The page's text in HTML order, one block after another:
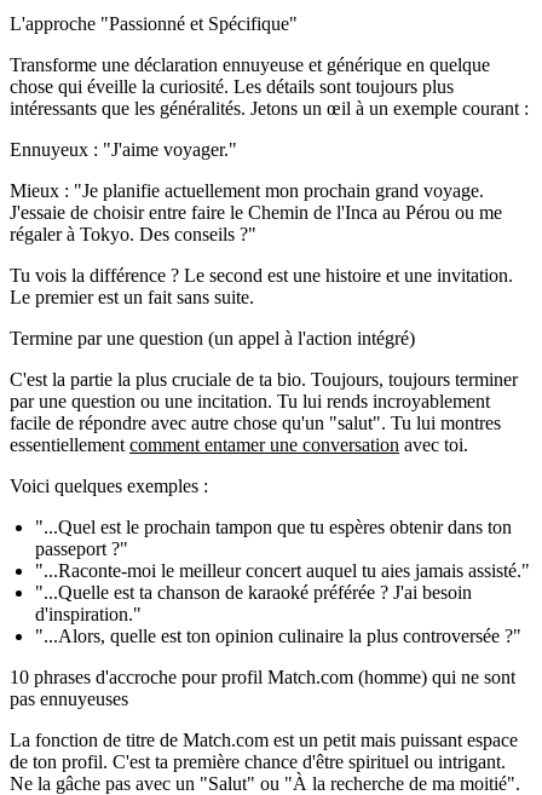
L'approche "Passionné et Spécifique"
Transforme une déclaration ennuyeuse et générique en quelque
chose qui éveille la curiosité. Les détails sont toujours plus
intéressants que les généralités. Jetons un œil à un exemple courant :
Ennuyeux : "J'aime voyager."
Mieux : "Je planifie actuellement mon prochain grand voyage.
J'essaie de choisir entre faire le Chemin de l'Inca au Pérou ou me
régaler à Tokyo. Des conseils ?"
Tu vois la différence ? Le second est une histoire et une invitation.
Le premier est un fait sans suite.
Termine par une question (un appel à l'action intégré)
C'est la partie la plus cruciale de ta bio. Toujours, toujours terminer
par une question ou une incitation. Tu lui rends incroyablement
facile de répondre avec autre chose qu'un "salut". Tu lui montres
essentiellement comment entamer une conversation avec toi.
Voici quelques exemples :
"...Quel est le prochain tampon que tu espères obtenir dans ton
passeport ?"
"...Raconte-moi le meilleur concert auquel tu aies jamais assisté."
"...Quelle est ta chanson de karaoké préférée ? J'ai besoin
d'inspiration."
"...Alors, quelle est ton opinion culinaire la plus controversée ?"
10 phrases d'accroche pour profil Match.com (homme) qui ne sont
pas ennuyeuses
La fonction de titre de Match.com est un petit mais puissant espace
de ton profil. C'est ta première chance d'être spirituel ou intrigant.
Ne la gâche pas avec un "Salut" ou "À la recherche de ma moitié".